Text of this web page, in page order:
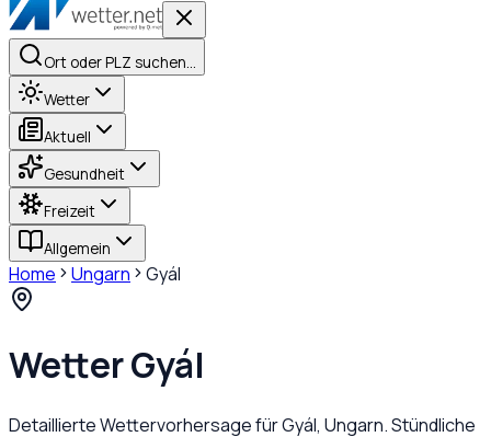
Ort oder PLZ suchen…
Wetter
Aktuell
Gesundheit
Freizeit
Allgemein
Home Ungarn Gyál
WetterGyál
Detaillierte Wettervorhersage fürGyál, Ungarn. Stündliche